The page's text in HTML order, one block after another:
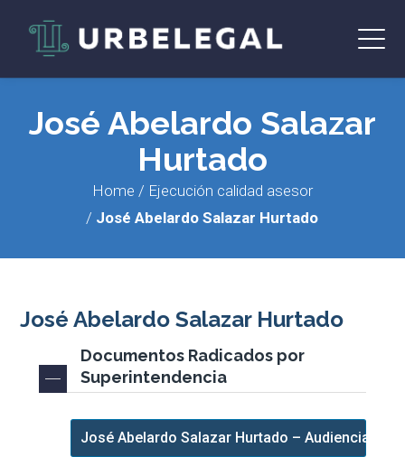
José Abelardo Salazar
Hurtado
Home / Ejecución calidad asesor
/ José Abelardo Salazar Hurtado
José Abelardo Salazar Hurtado
Documentos Radicados por
Superintendencia
José Abelardo Salazar Hurtado – Audiencia de